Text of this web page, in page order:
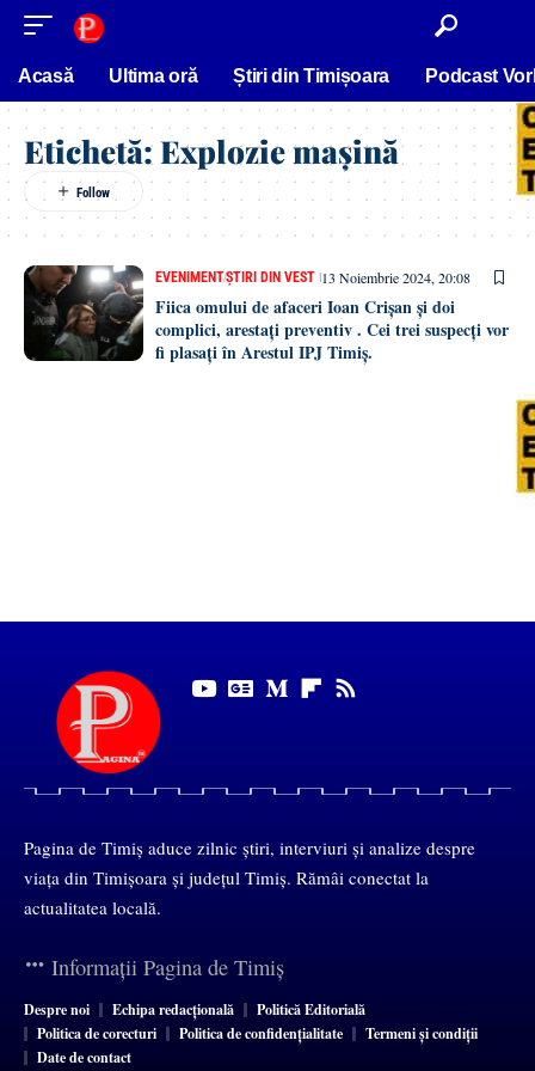
conținut
Acasă Ultima oră Știri din Timișoara Podcast
Etichetă:Explozie mașină
EVENIMENTȘTIRI DIN VEST 13 Noiembrie 2024, 20:08
Fiica omului de afaceri Ioan Crișan și doi
complici, arestați preventiv . Cei trei suspecți vor
fi plasați în Arestul IPJ Timiș.
Pagina de Timiș aduce zilnic știri, interviuri și analize despre
viața din Timișoara și județul Timiș. Rămâi conectat la
actualitatea locală.
Informații Pagina de Timiș
Despre noi Echipa redacțională
Politică Editorială
Politica de corecturi
Politica de confidențialitate
Termeni și condiții
Date de contact